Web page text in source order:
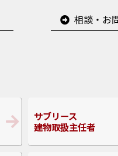
相談・お
サブリース
建物取扱主任者